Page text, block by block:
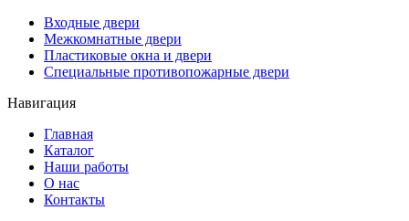
Входные двери
Межкомнатные двери
Пластиковые окна и двери
Специальные противопожарные двери
Навигация
Главная
Каталог
Наши работы
О нас
Контакты